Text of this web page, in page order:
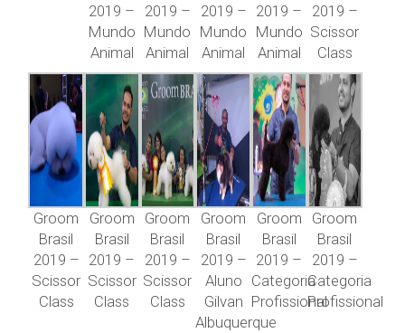
2019 –
Mundo
Animal
2019 –
Mundo
Animal
2019 –
Mundo
Animal
2019 –
Mundo
Animal
2019 –
Scissor
Class
Groom
Brasil
2019 –
Scissor
Class
Groom
Brasil
2019 –
Scissor
Class
Groom
Brasil
2019 –
Scissor
Class
Groom
Brasil
2019 –
Aluno
Gilvan
Albuquerque
Groom
Brasil
2019 –
Categoria
Profissional
Groom
Brasil
2019 –
Categoria
Profissional